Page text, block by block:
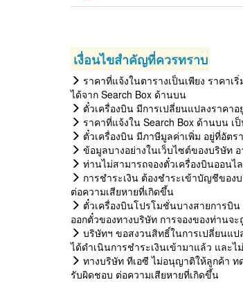
เงื่อนไขสำคัญที่ควรทราบ
ราคาที่แจ้งในตารางเป็นเพียง ราคา
ได้จาก Search Box ด้านบน
ตั๋วเครื่องบิน มีการเปลี่ยนแปลงราคา
ราคาที่แจ้งใน Search Box ด้านบน
ตั๋วเครื่องบิน มีภาษีมูลค่าเพิ่ม อยู่ที่อัตร
ข้อมูลบางอย่างในเว็บไซต์ของบริษัท
ท่านไม่สามารถจองตั๋วเครื่องบินออน
การชำระเงิน ต้องชำระเข้าบัญชีขอ
ต่อความเสียหายที่เกิดขึ้น
ตั๋วเครื่องบินโปรโมชั่นบางสายการบิ
ออกตั๋วของทางบริษัท การจองของท่านจะ
บริษัทฯ ขอสงวนสิทธิ์ในการเปลี่ยนแป
ได้ดำเนินการชำระเงินเข้ามาแล้ว และ
ทางบริษัท ทีเอซี ไม่อนุญาติให้ลูกค้า ท
รับผิดชอบ ต่อความเสียหายที่เกิดขึ้น